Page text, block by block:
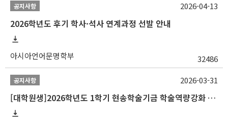
공지사항
2026학년도 후기 학사·석사 연계과정 선발 안내
아시아언어문명학부 32486
2026-04-13
공지사항
[대학원생]2026학년도 1학기 현송학술기금 학술역량강화 사업 안내
2026-03-31